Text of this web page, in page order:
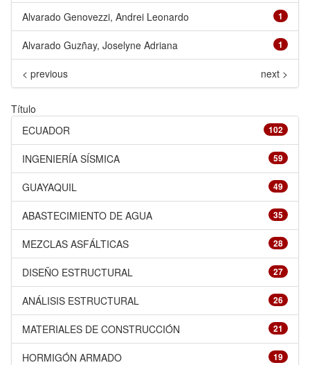
1
Alvarado Genovezzi, Andrei Leonardo
1
Alvarado Guzñay, Joselyne Adriana
< previous next >
Título
102
ECUADOR
59
INGENIERÍA SÍSMICA
49
GUAYAQUIL
35
ABASTECIMIENTO DE AGUA
28
MEZCLAS ASFÁLTICAS
27
DISEÑO ESTRUCTURAL
26
ANÁLISIS ESTRUCTURAL
21
MATERIALES DE CONSTRUCCIÓN
19
HORMIGÓN ARMADO